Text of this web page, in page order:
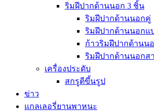
ริมฝีปากด้านนอก 3 ชิ้น
ริมฝีปากด้านนอกคู่
ริมฝีปากด้านนอกแ
ก้าวริมฝีปากด้านน
ริมฝีปากด้านนอกส
เครื่องประดับ
สกรูตีขึ้นรูป
ข่าว
แกลเลอรี่ยานพาหนะ